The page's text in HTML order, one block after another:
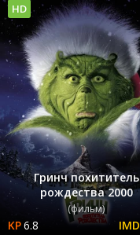
Гринч похититель
рождества 2000
(фильм)
6.8
HD